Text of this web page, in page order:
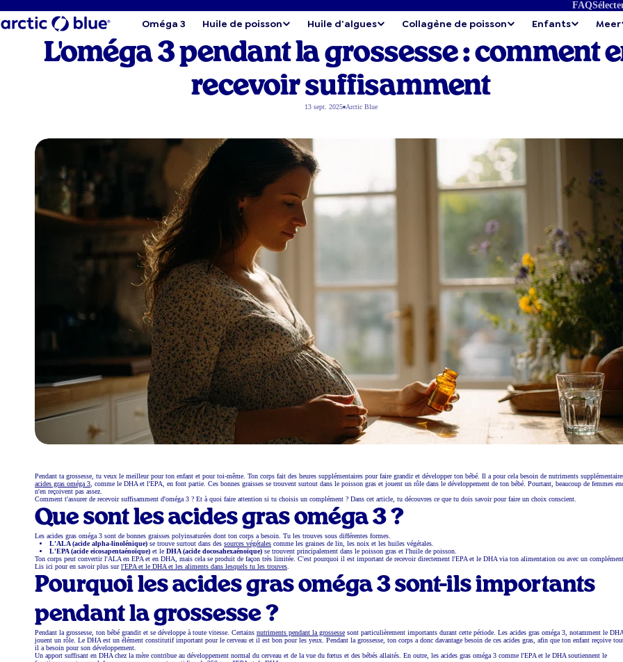
FAQ
Oméga 3 Huile de poisson Huile d'algues Collagène de poisson Enfants Meer
L'oméga 3 pendant la grossesse : comment
recevoir suffisamment
13 sept. 2025 Arctic Blue
Pendant ta grossesse, tu veux le meilleur pour ton enfant et pour toi-même. Ton corps fait des heures supplémentaires pour faire grandir et développer ton bébé. Il a pour cela besoin de nutriments
acides gras oméga 3 , comme le DHA et l'EPA, en font partie. Ces bonnes graisses se trouvent surtout dans le poisson gras et jouent un rôle dans le développement de ton bébé. Pourtant, beaucoup de femmes
n'en reçoivent pas assez.
Comment t'assurer de recevoir suffisamment d'oméga 3 ? Et à quoi faire attention si tu choisis un complément ? Dans cet article, tu découvres ce que tu dois savoir pour faire un choix conscient.
Que sont les acides gras oméga 3 ?
Les acides gras oméga 3 sont de bonnes graisses polyinsaturées dont ton corps a besoin. Tu les trouves sous différentes formes.
L'ALA (acide alpha-linolénique) se trouve surtout dans des sources végétales comme les graines de lin, les noix et les huiles végétales.
L'EPA (acide eicosapentaénoïque) et le DHA (acide docosahexaénoïque) se trouvent principalement dans le poisson gras et l'huile de poisson.
Ton corps peut convertir l'ALA en EPA et en DHA, mais cela se produit de façon très limitée. C'est pourquoi il est important de recevoir directement l'EPA et le DHA via ton alimentation ou avec un complément.
Lis ici pour en savoir plus surl'EPA et le DHA et les aliments dans lesquels tu les trouves
Pourquoi les acides gras oméga 3 sont-ils importants
pendant la grossesse ?
Pendant la grossesse, ton bébé grandit et se développe à toute vitesse. Certains nutriments pendant la grossesse sont particulièrement importants durant cette période. Les acides gras oméga 3, notamment le
jouent un rôle. Le DHA est un élément constitutif important pour le cerveau et il est bon pour les yeux. Pendant la grossesse, ton corps a donc davantage besoin de ces acides gras, afin que ton enfant reçoive
il a besoin pour son développement.
Un apport suffisant en DHA chez la mère contribue au développement normal du cerveau et de la vue du fœtus et des bébés allaités. En outre, les acides gras oméga 3 comme l'EPA et le DHA soutiennent le